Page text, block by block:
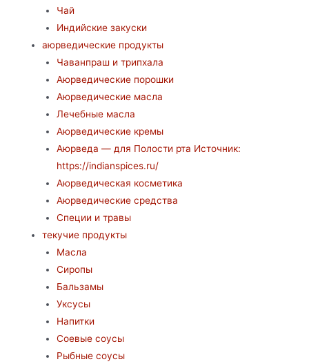
Чай
Индийские закуски
аюрведические продукты
Чаванпраш и трипхала
Аюрведические порошки
Аюрведические масла
Лечебные масла
Аюрведические кремы
Аюрведа — для Полости рта Источник:
https://indianspices.ru/
Аюрведическая косметика
Аюрведические средства
Специи и травы
текучие продукты
Масла
Сиропы
Бальзамы
Уксусы
Напитки
Соевые соусы
Рыбные соусы